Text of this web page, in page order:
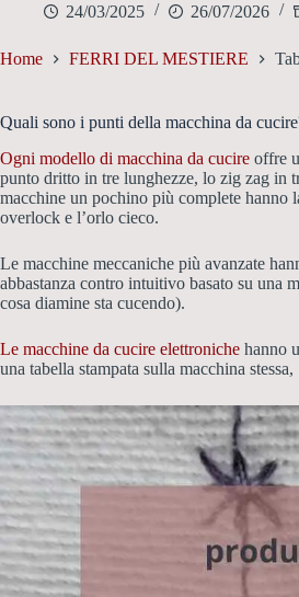
24/03/2025 26/07/2026
Home FERRI DEL MESTIERE
Quali sono i punti della macchina da
Ogni modello di macchina da cucire offre
punto dritto in tre lunghezze, lo zig zag in
macchine un pochino più complete hanno
overlock e l’orlo cieco.
Le macchine meccaniche più avanzate
abbastanza contro intuitivo basato su una
cosa diamine sta cucendo).
Le macchine da cucire elettroniche hanno
una tabella stampata sulla macchina